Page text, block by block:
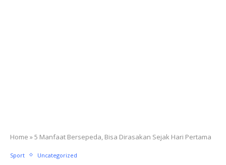
Home »5 Manfaat Bersepeda, Bisa Dirasakan Sejak Hari Pertama
Sport Uncategorized